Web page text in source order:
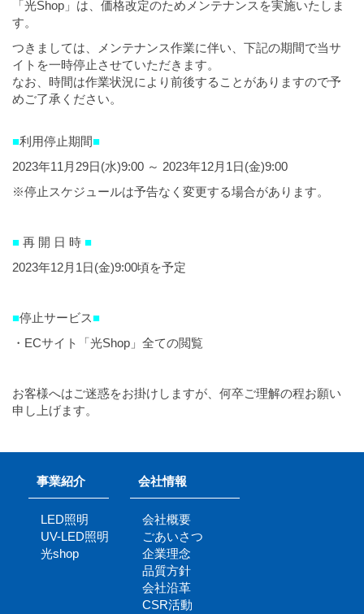
「光Shop」は、価格改定のためメンテナンスを実施いたしま
す。
つきましては、メンテナンス作業に伴い、下記の期間で当サ
イトを一時停止させていただきます。
なお、時間は作業状況により前後することがありますので予
めご了承ください。
■利用停止期間■
2023年11月29日(水)9:00 ～ 2023年12月1日(金)9:00
※停止スケジュールは予告なく変更する場合があります。
■ 再 開 日 時 ■
2023年12月1日(金)9:00頃を予定
■停止サービス■
・ECサイト「光Shop」全ての閲覧
お客様へはご迷惑をお掛けしますが、何卒ご理解の程お願い
申し上げます。
事業紹介
LED照明
UV-LED照明
光shop
会社情報
会社概要
ごあいさつ
企業理念
品質方針
会社沿革
CSR活動